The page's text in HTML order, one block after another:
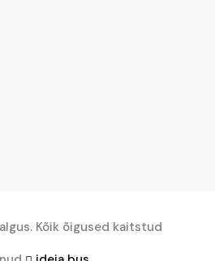
Kõik õigused kaitstud